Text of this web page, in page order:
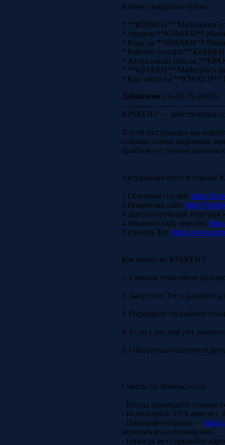
Ключи, покрытые статье
* **КРАКЕН** Marketplace
* Зеркало **КРАКЕН**
* Вход на **КРАКЕН**
* Рабочие ссылки
* Актуальный список
* **КРАКЕН** Marketplace
* Как зайти на **КРАКЕН**
Добавлено (26-03-25, 04:28)
КРАКЕН!! — действующие
В этой инструкции вы
собрали только надёжные
проблем и с полной
Актуальный список
1 Основная ссылка: https://
2 Резервный сайт: https://
3 Дополнительный телеграм
4 Запасной сайт-зеркало:
5 Скачать Tor: https://
Как войти на КРАКЕН!!
1. Сначала установите
2. Запустите Tor и дождитесь
3. Перейдите по рабочей
4. Если у вас ещё нет
5. Обязательно включите
Советы по безопасности
- Всегда проверяйте ссылки
- Используйте VPN вместе
- Проверяйте список —
меняться из-за блокировок.
- Никогда не открывайте